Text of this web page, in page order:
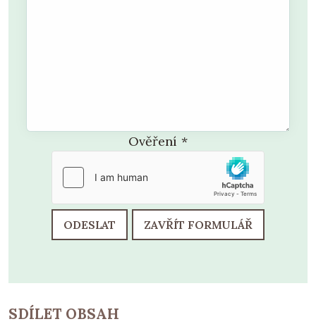
Ověření *
ODESLAT ZAVŘÍT FORMULÁŘ
SDÍLET OBSAH